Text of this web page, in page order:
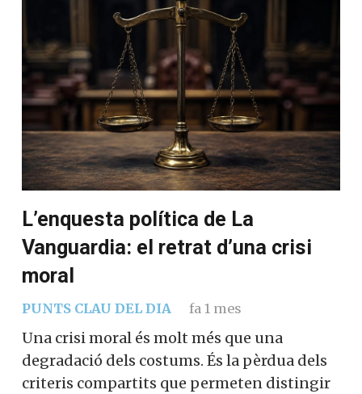
L’enquesta política de La
Vanguardia: el retrat d’una crisi
moral
PUNTS CLAU DEL DIA fa 1 mes
Una crisi moral és molt més que una
degradació dels costums. És la pèrdua dels
criteris compartits que permeten distingir